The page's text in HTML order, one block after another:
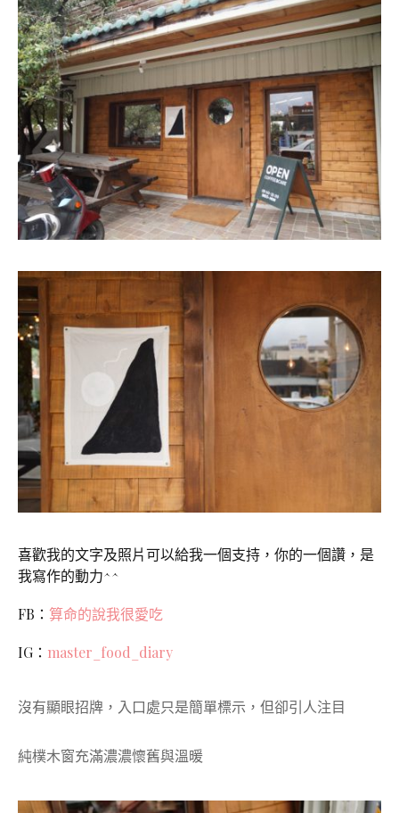
喜歡我的文字及照片可以給我一個支持，你的一個讚，是
我寫作的動力^^
FB： 算命的說我很愛吃
IG： master_food_diary
沒有顯眼招牌，入口處只是簡單標示，但卻引人注目
純樸木窗充滿濃濃懷舊與溫暖